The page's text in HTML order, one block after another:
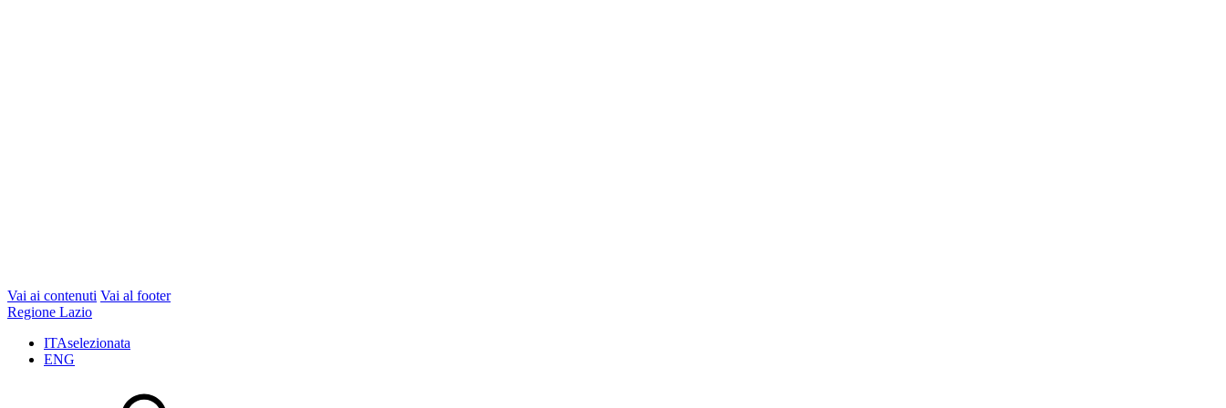
Vai ai contenuti Vai al footer
Regione Lazio
ITAselezionata
ENG